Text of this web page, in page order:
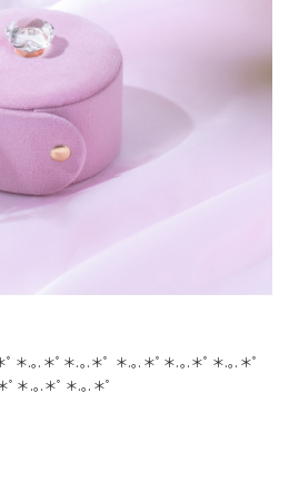
＊.｡.＊ﾟ＊.｡.＊ﾟ ＊.｡.＊ﾟ＊.｡.＊ﾟ＊.｡.＊ﾟ
ﾟ＊.｡.＊ﾟ＊.｡.＊ﾟ